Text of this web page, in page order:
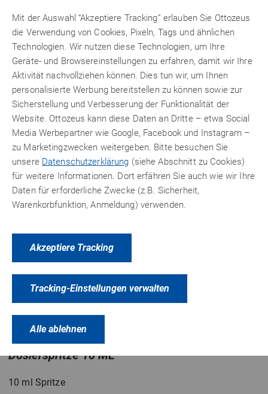
Detailinformationen
Technische Merkmale
PRODUKTVARIANTEN ZUBEHÖR
Dosierspritze 10 ML
10 ml Spritze
Mit der Auswahl “Akzeptiere Tracking” erlauben Sie Ottozeus
die Verwendung von Cookies, Pixeln, Tags und ähnlichen
Technologien. Wir nutzen diese Technologien, um Ihre
Geräte- und Browsereinstellungen zu erfahren, damit wir Ihre
Aktivität nachvollziehen können. Dies tun wir, um Ihnen
personalisierte Werbung bereitstellen zu können sowie zur
Sicherstellung und Verbesserung der Funktionalität der
Website. Ottozeus kann diese Daten an Dritte – etwa Social
Media Werbepartner wie Google, Facebook und Instagram –
zu Marketingzwecken weitergeben. Bitte besuchen Sie
unsere Datenschutzerklärung (siehe Abschnitt zu Cookies)
für weitere Informationen. Dort erfähren Sie auch wie wir Ihre
Daten für erforderliche Zwecke (z.B. Sicherheit,
Warenkorbfunktion, Anmeldung) verwenden.
Akzeptiere Tracking
Tracking-Einstellungen verwalten
Alle ablehnen